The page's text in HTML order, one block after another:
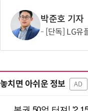
박준호 기자
[단독] LG유플러스 익시
놓치면 아쉬운 정보 AD